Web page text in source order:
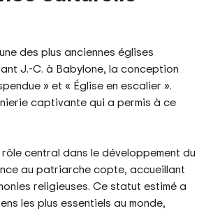
des plus anciennes églises
J.-C. à Babylone, la conception
» et « Église en escalier ».
captivante qui a permis à ce
central dans le développement du
au patriarche copte, accueillant
religieuses. Ce statut estimé a
les plus essentiels au monde,